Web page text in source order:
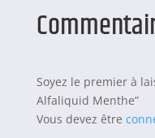
Soyez le premier à
Alfaliquid Menthe”
Vous devez être